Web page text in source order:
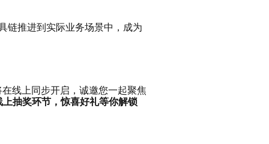
链推进到实际业务场景中，成为
线上同步开启，诚邀您一起聚焦
抽奖环节，惊喜好礼等你解锁